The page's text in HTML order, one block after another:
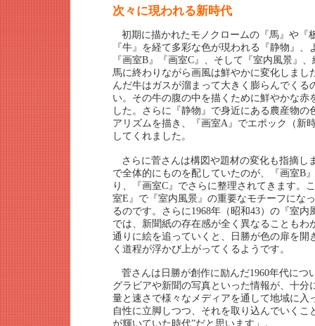
次々に現われる新時代
初期に描かれたモノクロームの『馬』や『
『牛』を経て多彩な色が現われる『静物』
『画室B』『画室C』、そして『室内風景』
馬に終わりながら画風は鮮やかに変化しまし
んだ牛はガスが溜まって大きく膨らんでくる
い。その牛の腹の中を描くために鮮やかな赤
した。さらに『静物』で身近にある農産物
アリズムを描き、『画室A』でエポック（新
してくれました。
さらに菅さんは構図や題材の変化も指摘し
で全体的にものを配していたのが、『画室B
り、『画室C』でさらに整理されてきます。
室E』で『室内風景』の重要なモチーフにな
るのです。さらに1968年（昭和43）の『室内
では、新聞紙の存在感が全く異なることもわ
通りに絵を追っていくと、日勝が色の扉を開
く道程が浮かび上がってくるようです。
菅さんは日勝が創作に励んだ1960年代につ
グラビアや新聞の写真といった情報が、十分
量と速さで様々なメディアを通して地域に入
自性に立脚しつつ、それを取り込んでいくこ
が輝いていた時代”だと思います」。